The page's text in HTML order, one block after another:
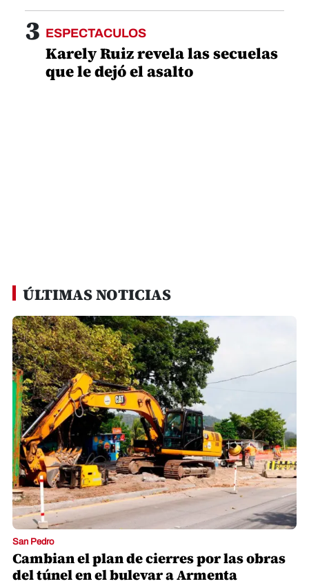
3 ESPECTACULOS
Karely Ruiz revela las secuelas
que le dejó el asalto
ÚLTIMAS NOTICIAS
San Pedro
Cambian el plan de cierres por las obras
del túnel en el bulevar a Armenta